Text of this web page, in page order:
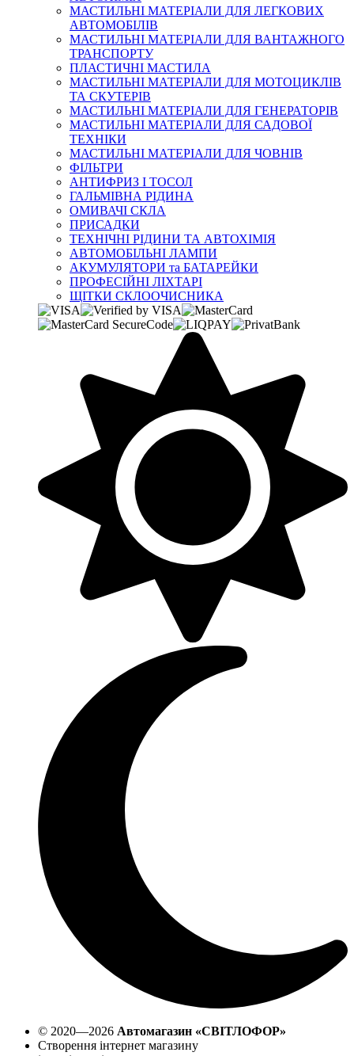
МАСТИЛЬНІ МАТЕРІАЛИ ДЛЯ ЛЕГКОВИХ
АВТОМОБІЛІВ
МАСТИЛЬНІ МАТЕРІАЛИ ДЛЯ ВАНТАЖНОГО
ТРАНСПОРТУ
ПЛАСТИЧНІ МАСТИЛА
МАСТИЛЬНІ МАТЕРІАЛИ ДЛЯ МОТОЦИКЛІВ
ТА СКУТЕРІВ
МАСТИЛЬНІ МАТЕРІАЛИ ДЛЯ ГЕНЕРАТОРІВ
МАСТИЛЬНІ МАТЕРІАЛИ ДЛЯ САДОВОЇ
ТЕХНІКИ
МАСТИЛЬНІ МАТЕРІАЛИ ДЛЯ ЧОВНІВ
ФІЛЬТРИ
АНТИФРИЗ І ТОСОЛ
ГАЛЬМІВНА РІДИНА
ОМИВАЧІ СКЛА
ПРИСАДКИ
ТЕХНІЧНІ РІДИНИ ТА АВТОХІМІЯ
АВТОМОБІЛЬНІ ЛАМПИ
АКУМУЛЯТОРИ та БАТАРЕЙКИ
ПРОФЕСІЙНІ ЛІХТАРІ
ЩІТКИ СКЛООЧИСНИКА
© 2020—2026 Автомагазин «СВІТЛОФОР»
Створення інтернет магазину